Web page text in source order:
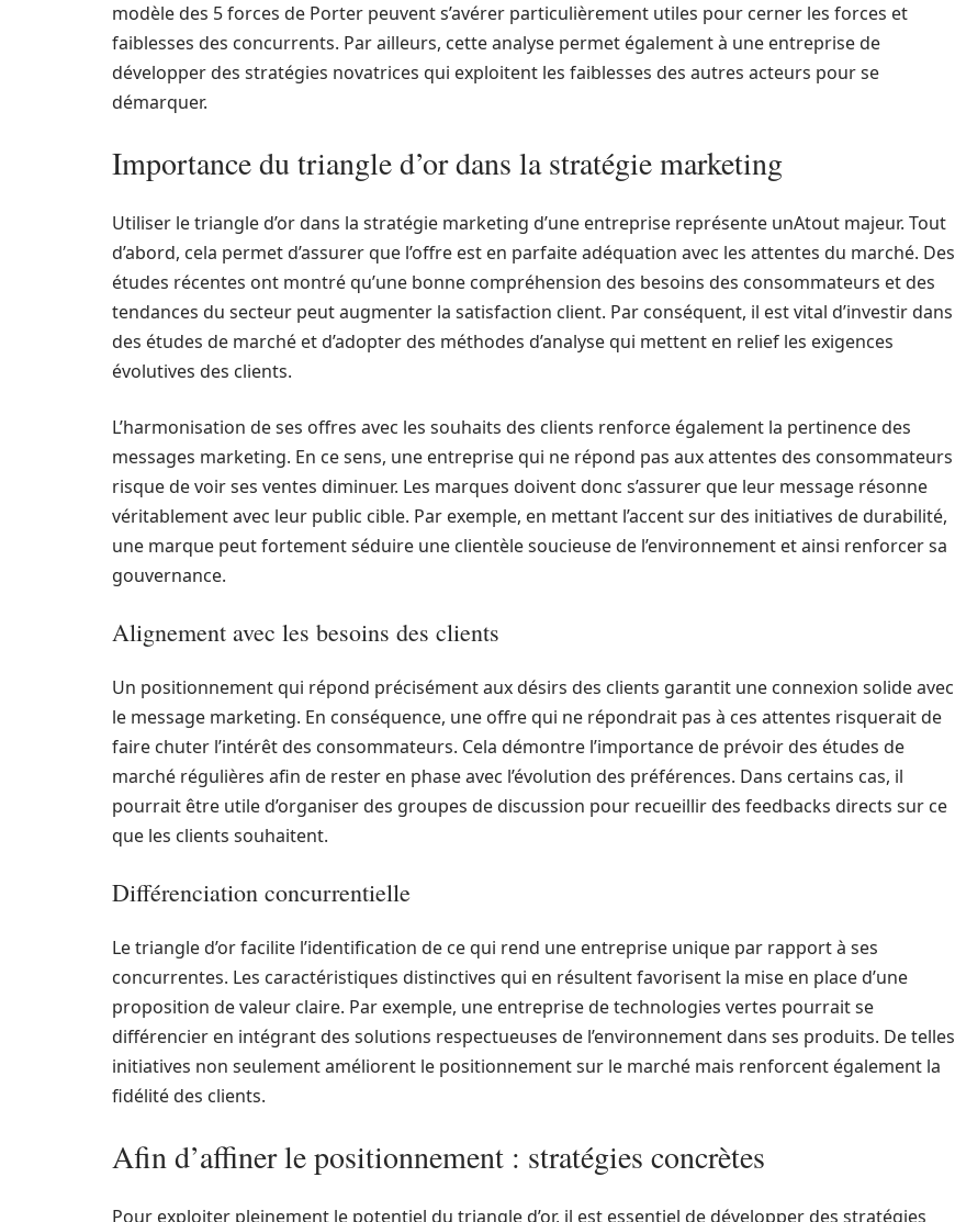
modèle des 5 forces de Porter peuvent s’avérer particulièrement utiles pour cerner les forces et
faiblesses des concurrents. Par ailleurs, cette analyse permet également à une entreprise de
développer des stratégies novatrices qui exploitent les faiblesses des autres acteurs pour se
démarquer.
Importance du triangle d’or dans la stratégie marketing
Utiliser le triangle d’or dans la stratégie marketing d’une entreprise représente unAtout majeur. Tout
d’abord, cela permet d’assurer que l’offre est en parfaite adéquation avec les attentes du marché. Des
études récentes ont montré qu’une bonne compréhension des besoins des consommateurs et des
tendances du secteur peut augmenter la satisfaction client. Par conséquent, il est vital d’investir dans
des études de marché et d’adopter des méthodes d’analyse qui mettent en relief les exigences
évolutives des clients.
L’harmonisation de ses offres avec les souhaits des clients renforce également la pertinence des
messages marketing. En ce sens, une entreprise qui ne répond pas aux attentes des consommateurs
risque de voir ses ventes diminuer. Les marques doivent donc s’assurer que leur message résonne
véritablement avec leur public cible. Par exemple, en mettant l’accent sur des initiatives de durabilité,
une marque peut fortement séduire une clientèle soucieuse de l’environnement et ainsi renforcer sa
gouvernance.
Alignement avec les besoins des clients
Un positionnement qui répond précisément aux désirs des clients garantit une connexion solide avec
le message marketing. En conséquence, une offre qui ne répondrait pas à ces attentes risquerait de
faire chuter l’intérêt des consommateurs. Cela démontre l’importance de prévoir des études de
marché régulières afin de rester en phase avec l’évolution des préférences. Dans certains cas, il
pourrait être utile d’organiser des groupes de discussion pour recueillir des feedbacks directs sur ce
que les clients souhaitent.
Différenciation concurrentielle
Le triangle d’or facilite l’identification de ce qui rend une entreprise unique par rapport à ses
concurrentes. Les caractéristiques distinctives qui en résultent favorisent la mise en place d’une
proposition de valeur claire. Par exemple, une entreprise de technologies vertes pourrait se
différencier en intégrant des solutions respectueuses de l’environnement dans ses produits. De telles
initiatives non seulement améliorent le positionnement sur le marché mais renforcent également la
fidélité des clients.
Afin d’affiner le positionnement : stratégies concrètes
Pour exploiter pleinement le potentiel du triangle d’or, il est essentiel de développer des stratégies